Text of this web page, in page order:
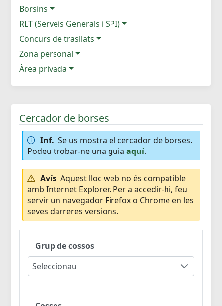
Borsins
RLT (Serveis Generals i SPI)
Concurs de trasllats
Zona personal
Àrea privada
Cercador de borses
Inf. Se us mostra el cercador de borses.
Podeu trobar-ne una guia aquí.
Avís Aquest lloc web no és compatible
amb Internet Explorer. Per a accedir-hi, feu
servir un navegador Firefox o Chrome en les
seves darreres versions.
Grup de cossos
Seleccionau